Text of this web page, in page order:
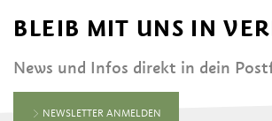
BLEIB MIT UNS IN
News und Infos direkt in dein
NEWSLETTER ANMELDEN